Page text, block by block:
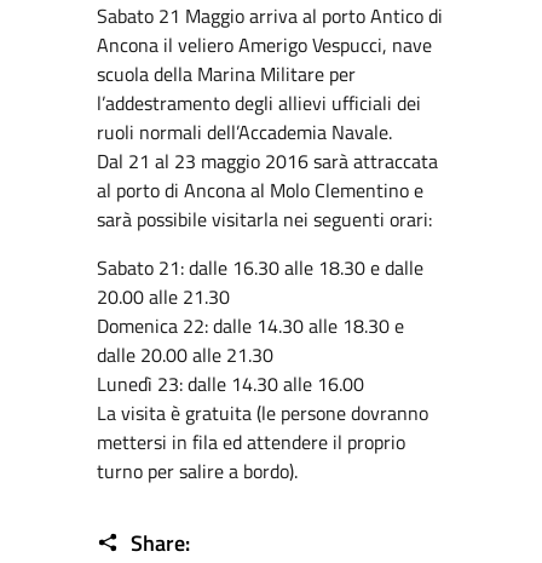
Sabato 21 Maggio arriva al porto Antico di
Ancona il veliero Amerigo Vespucci, nave
scuola della Marina Militare per
l’addestramento degli allievi ufficiali dei
ruoli normali dell’Accademia Navale.
Dal 21 al 23 maggio 2016 sarà attraccata
al porto di Ancona al Molo Clementino e
sarà possibile visitarla nei seguenti orari:
Sabato 21: dalle 16.30 alle 18.30 e dalle
20.00 alle 21.30
Domenica 22: dalle 14.30 alle 18.30 e
dalle 20.00 alle 21.30
Lunedì 23: dalle 14.30 alle 16.00
La visita è gratuita (le persone dovranno
mettersi in fila ed attendere il proprio
turno per salire a bordo).
Share: